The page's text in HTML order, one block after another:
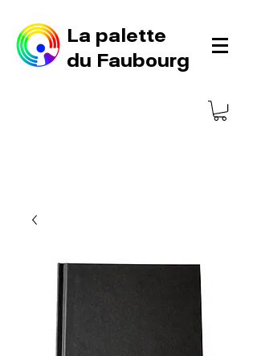
La palette
du Faubourg